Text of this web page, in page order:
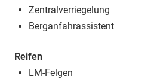
Zentralverriegelung
Berganfahrassistent
Reifen
LM-Felgen